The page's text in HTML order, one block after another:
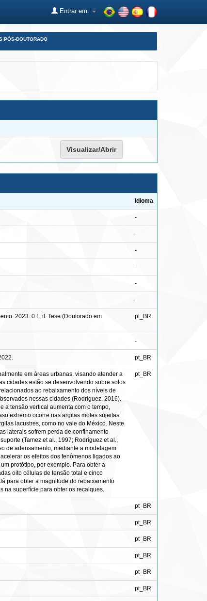
Entrar em:
PÓS-DOUTORADO
Visualizar/Abrir
Idioma
-
-
-
-
-
-
2023. 0 f., il. Tese (Doutorado em
pt_BR
-
pt_BR
em áreas urbanas, visando atender a
cidades estão se desenvolvendo sobre solos
ao rebaixamento dos níveis de
nessas cidades (Rodríguez, 2016).
a tensão vertical aumenta com o tempo,
extremo ocorre nas argilas moles sujeitas
lacustres, como no vale do México. Neste
laterais sofrem perda de confinamento
(Tamez et al., 1997; Rodríguez et al.,
de adensamento, mediante a modelagem
os efeitos dos fenômenos ligados ao
protótipo, por exemplo. Para obter a
oito células de tensão total e cinco
para obter a magnitude do rebaixamento
na superfície para obter os recalques.
pt_BR
pt_BR
pt_BR
pt_BR
pt_BR
pt_BR
pt_BR